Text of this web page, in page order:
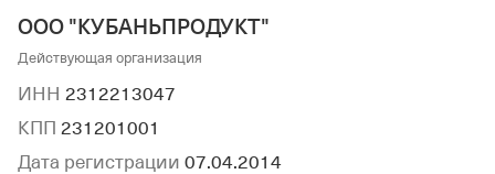
ООО "КУБАНЬПРОДУКТ"
Действующая организация
ИНН 2312213047
КПП 231201001
Дата регистрации 07.04.2014